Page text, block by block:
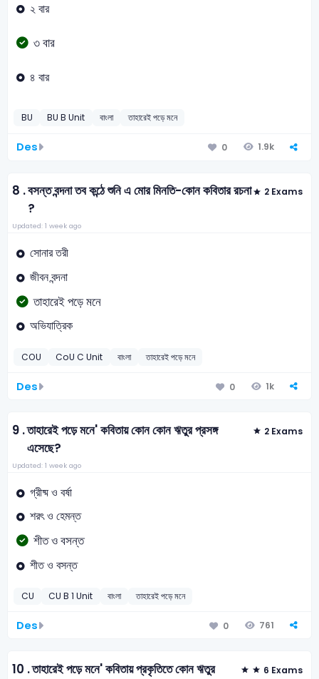
২ বার
৩ বার
৪ বার
BU BU B Unit বাংলা তাহারেই পড়ে মনে
Des 0 1.9k
8 .বসন্ত বন্দনা তব কন্ঠে শুনি এ মোর মিনতি-কোন কবিতার রচনা
?
2 Exams
Updated: 1 week ago
সোনার তরী
জীবন বন্দনা
তাহারেই পড়ে মনে
অভিযাত্রিক
COU CoU C Unit বাংলা তাহারেই পড়ে মনে
Des 0 1k
9 .তাহারেই পড়ে মনে' কবিতায় কোন কোন ঋতুর প্রসঙ্গ
এসেছে?
2 Exams
Updated: 1 week ago
গ্রীষ্ম ও বর্ষা
শরৎ ও হেমন্ত
শীত ও বসন্ত
শীত ও বসন্ত
CU CU B 1 Unit বাংলা তাহারেই পড়ে মনে
Des 0 761
10 .তাহারেই পড়ে মনে' কবিতায় প্রকৃতিতে কোন ঋতুর 6 Exams